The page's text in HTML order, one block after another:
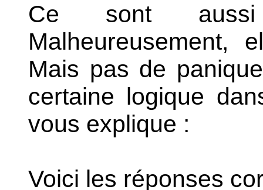
Ce sont
Malheureusement,
Mais pas de
certaine logique
vous explique :
Voici les réponses